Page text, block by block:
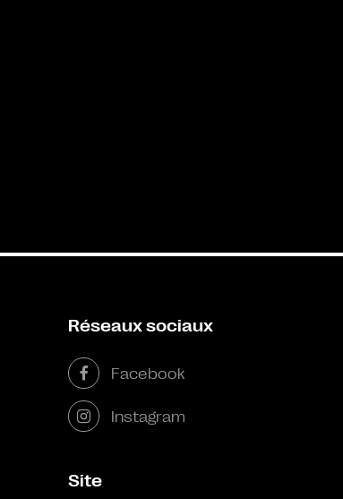
Réseaux sociaux
Facebook
Instagram
Site